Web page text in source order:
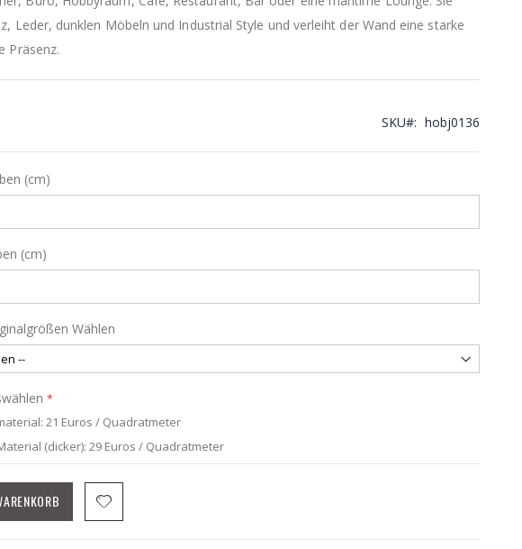
Leder, dunklen Möbeln und Industrial Style und verleiht der Wand eine starke
Präsenz.
SKU hobj0136
(cm)
(cm)
Wählen
21 Euros / Quadratmeter
(dicker): 29 Euros / Quadratmeter